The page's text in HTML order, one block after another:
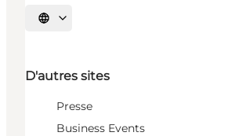
Choisissez la langue
D'autres sites
Presse
Business Events